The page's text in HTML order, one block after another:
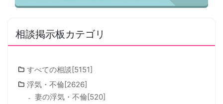
相談掲示板カテゴリ
すべての相談[5151]
浮気・不倫[2626]
妻の浮気・不倫[520]